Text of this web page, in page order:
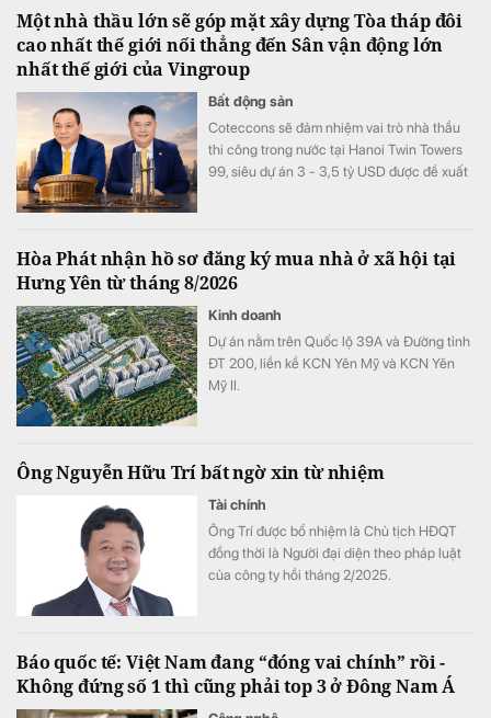
Một nhà thầu lớn sẽ góp mặt xây dựng Tòa tháp đôi
cao nhất thế giới nối thẳng đến Sân vận động lớn
nhất thế giới của Vingroup
Bất động sản
Coteccons sẽ đảm nhiệm vai trò nhà thầu
thi công trong nước tại Hanoi Twin Towers
99, siêu dự án 3 - 3,5 tỷ USD được đề xuất
Hòa Phát nhận hồ sơ đăng ký mua nhà ở xã hội tại
Hưng Yên từ tháng 8/2026
Kinh doanh
Dự án nằm trên Quốc lộ 39A và Đường tỉnh
ĐT 200, liền kề KCN Yên Mỹ và KCN Yên
Mỹ II.
Ông Nguyễn Hữu Trí bất ngờ xin từ nhiệm
Tài chính
Ông Trí được bổ nhiệm là Chủ tịch HĐQT
đồng thời là Người đại diện theo pháp luật
của công ty hồi tháng 2/2025.
Báo quốc tế: Việt Nam đang “đóng vai chính” rồi -
Không đứng số 1 thì cũng phải top 3 ở Đông Nam Á